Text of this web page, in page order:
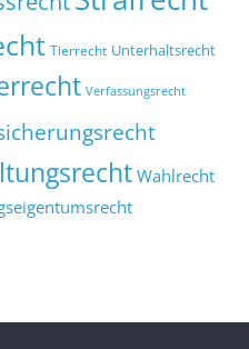
Tierrecht Unterhaltsrecht
Verfassungsrecht
Wahlrecht